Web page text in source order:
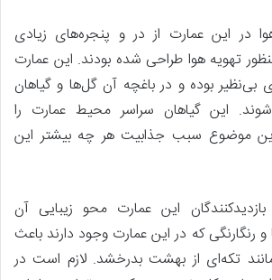
در این عمارت از در و پنجره‌های زیادی
تهویه هوا طراحی شده‌ بودند. این عمارت
بی‌نظیر بوده و در باغچه آن گل‌ها و گیاهان
این گیاهان سراسر محیط عمارت را
موضوع سبب جذابیت هر چه بیشتر این
این عمارت محو زیبایی آن
رنگارنگی که در این عمارت وجود دارند باعث
تکه‌ای از بهشت بدرخشد. لازم است در